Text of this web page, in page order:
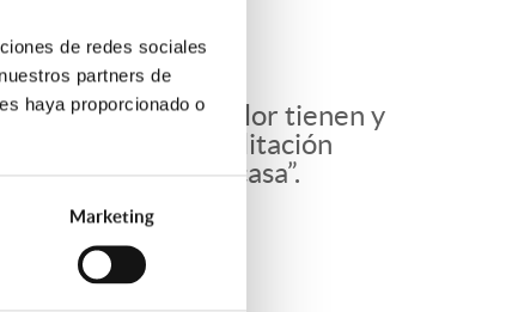
de redes sociales
partners de
haya proporcionado o
Marketing
se generan, qué valor tienen y
una rehabilitación
“La duda en casa”.